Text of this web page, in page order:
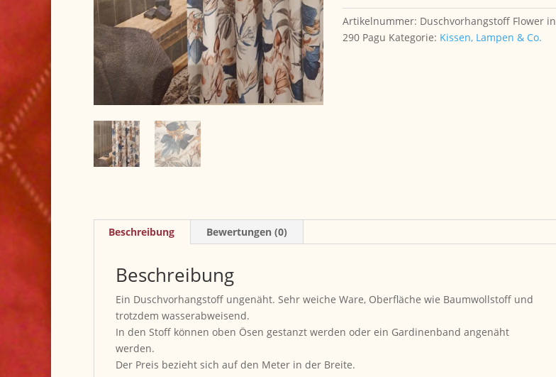
Menge
Artikelnummer: Duschvorhangstoff Flower in
290 Pagu Kategorie: Kissen, Lampen & Co.
Beschreibung Bewertungen (0)
Beschreibung
Ein Duschvorhangstoff ungenäht. Sehr weiche Ware, Oberfläche wie Baumwollstoff und
trotzdem wasserabweisend.
In den Stoff können oben Ösen gestanzt werden oder ein Gardinenband angenäht
werden.
Der Preis bezieht sich auf den Meter in der Breite.